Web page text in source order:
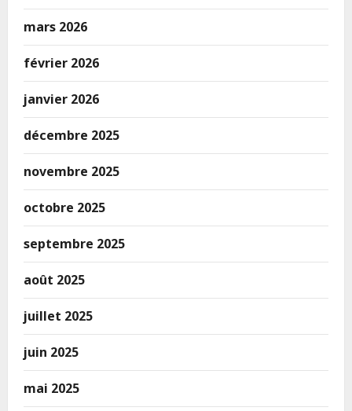
mars 2026
février 2026
janvier 2026
décembre 2025
novembre 2025
octobre 2025
septembre 2025
août 2025
juillet 2025
juin 2025
mai 2025